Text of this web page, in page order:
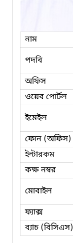
নাম
পদবি
অফিস
ওয়েব পোর্টল
ইমেইল
ফোন (অফিস)
ইন্টারকম
কক্ষ নম্বর
মোবাইল
ফ্যাক্স
ব্যাচ (বিসিএস)